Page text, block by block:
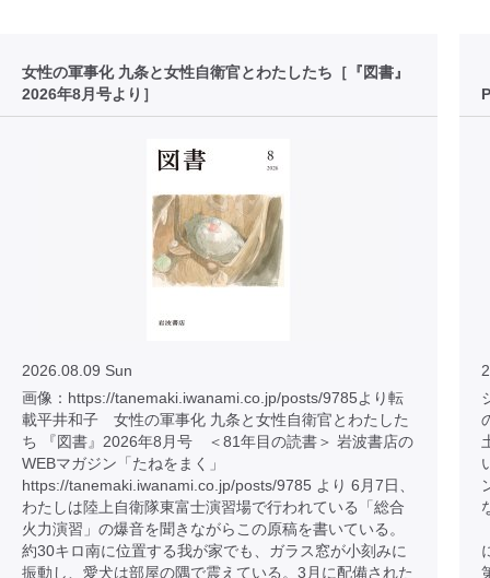
女性の軍事化 九条と女性自衛官とわたしたち［『図書』
2026年8月号より］
2026.08.09 Sun
画像：https://tanemaki.iwanami.co.jp/posts/9785より転
載平井和子 女性の軍事化 九条と女性自衛官とわたした
ち 『図書』2026年8月号 ＜81年目の読書＞ 岩波書店の
WEBマガジン「たねをまく」
https://tanemaki.iwanami.co.jp/posts/9785 より 6月7日、
わたしは陸上自衛隊東富士演習場で行われている「総合
火力演習」の爆音を聞きながらこの原稿を書いている。
約30キロ南に位置する我が家でも、ガラス窓が小刻みに
振動し、愛犬は部屋の隅で震えている。3月に配備された